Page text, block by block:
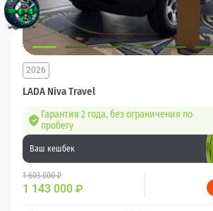
LADA Niva Travel
2026
Гарантия 2 года, без ограничения по
пробегу
Ваш кешбек
1 603 000 ₽
1 143 000 ₽